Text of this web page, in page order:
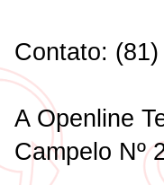
Contato:
A Openline
Campelo Nº